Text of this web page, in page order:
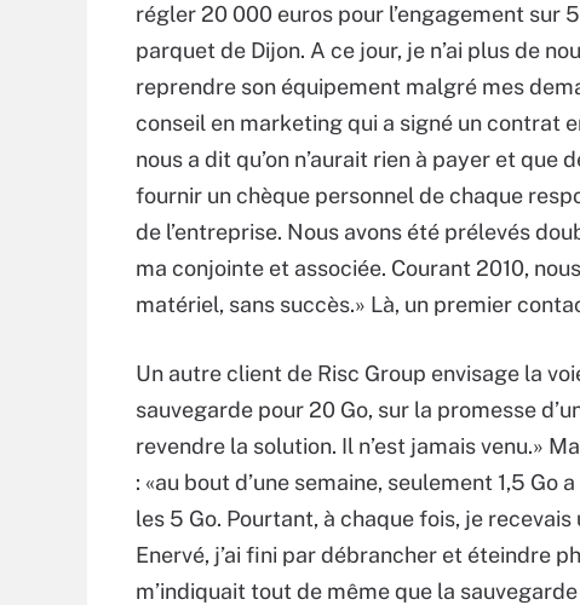
régler 20 000 euros pour l’engagement sur
parquet de Dijon. A ce jour, je n’ai plus de
reprendre son équipement malgré mes
conseil en marketing qui a signé un contrat
nous a dit qu’on n’aurait rien à payer et que
fournir un chèque personnel de chaque
de l’entreprise. Nous avons été prélevés
ma conjointe et associée. Courant 2010,
matériel, sans succès.» Là, un premier
Un autre client de Risc Group envisage la
sauvegarde pour 20 Go, sur la promesse
revendre la solution. Il n’est jamais venu.»
: «au bout d’une semaine, seulement 1,5 Go
les 5 Go. Pourtant, à chaque fois, je
Enervé, j’ai fini par débrancher et éteindre
m’indiquait tout de même que la